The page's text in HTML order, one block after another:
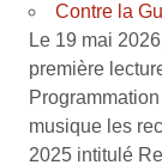
Contre la
Le 19 mai
première
musique les
2025 intitulé